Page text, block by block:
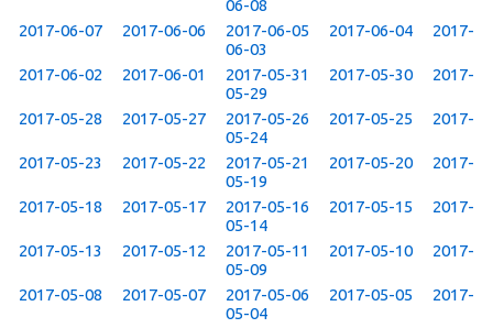
06-08
2017-06-07
2017-06-06 2017-06-05 2017-06-04
2017-
06-03
2017-06-02
2017-06-01 2017-05-31 2017-05-30
2017-
05-29
2017-05-28
2017-05-27 2017-05-26 2017-05-25
2017-
05-24
2017-05-23
2017-05-22 2017-05-21 2017-05-20
2017-
05-19
2017-05-18
2017-05-17 2017-05-16 2017-05-15
2017-
05-14
2017-05-13
2017-05-12 2017-05-11 2017-05-10
2017-
05-09
2017-05-08
2017-05-07 2017-05-06 2017-05-05
2017-
05-04